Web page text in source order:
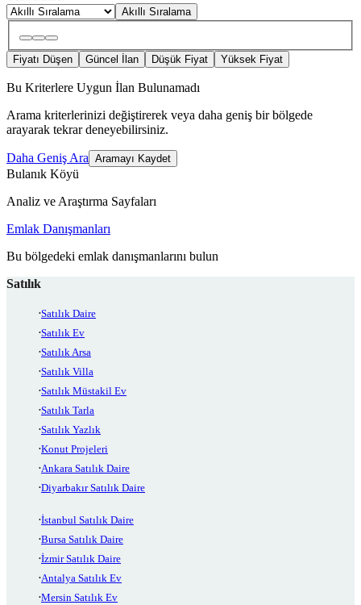
Akıllı Sıralama
Fiyatı Düşen Güncel İlan Düşük Fiyat Yüksek Fiyat
Bu Kriterlere Uygun İlan Bulunamadı
Arama kriterlerinizi değiştirerek veya daha geniş bir bölgede
arayarak tekrar deneyebilirsiniz.
Daha Geniş Ara Aramayı Kaydet
Bulanık Köyü
Analiz ve Araştırma Sayfaları
Emlak Danışmanları
Bu bölgedeki emlak danışmanlarını bulun
Satılık
Satılık Daire
Satılık Ev
Satılık Arsa
Satılık Villa
Satılık Müstakil Ev
Satılık Tarla
Satılık Yazlık
Konut Projeleri
Ankara Satılık Daire
Diyarbakır Satılık Daire
İstanbul Satılık Daire
Bursa Satılık Daire
İzmir Satılık Daire
Antalya Satılık Ev
Mersin Satılık Ev